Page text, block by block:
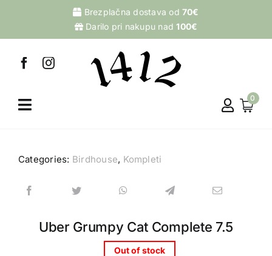
content
Brezplačna dostava od70€
Darilo pri nakupu nad100€
0
Categories: Birdhouse, Kompleti
Uber Grumpy Cat Complete 7.5
Out of stock